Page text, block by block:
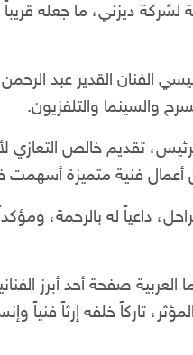
لشركة ديزني، ما جعله
الفنان القدير عبد الرحمن
والسينما والتلفزيون.
تقديم خالص التعازي
فنية متميزة أسهمت في
داعياً له بالرحمة،
صفحة أحد أبرز
تاركاً خلفه إرثاً فنياً